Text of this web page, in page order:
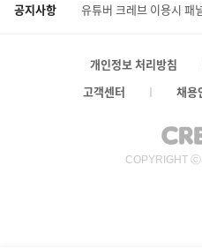
공지사항 유튜버 크레브 이용시 패
개인정보 처리방침
고객센터
채용
COPYRIGHT